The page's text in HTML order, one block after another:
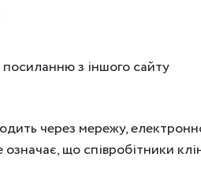
з іншого сайту
через мережу,
що співробітники